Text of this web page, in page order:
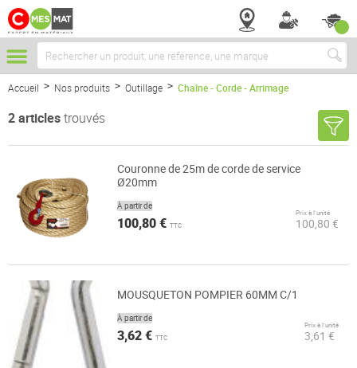
Chercher
Accueil Nos produits Outillage Chaîne - Corde - Arrimage
2articlestrouvés
Couronne de 25m de corde de service
Ø20mm
À partir de
100,80 € TTC
Prix à l’unité
100,80 €
MOUSQUETON POMPIER 60MM C/1
À partir de
3,62 € TTC
Prix à l’unité
3,61 €